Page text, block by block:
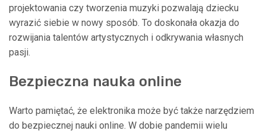
projektowania czy tworzenia muzyki pozwalają dziecku
wyrazić siebie w nowy sposób. To doskonała okazja do
rozwijania talentów artystycznych i odkrywania własnych
pasji.
Bezpieczna nauka online
Warto pamiętać, że elektronika może być także narzędziem
do bezpiecznej nauki online. W dobie pandemii wielu